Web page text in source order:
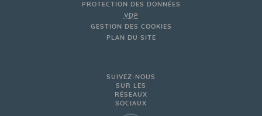
PROTECTION DES DONNÉES
VDP
GESTION DES COOKIES
PLAN DU SITE
SUIVEZ-NOUS
SUR LES
RÉSEAUX
SOCIAUX